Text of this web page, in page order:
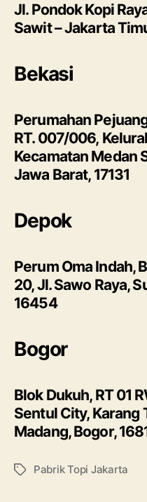
Jl. Pondok Kopi
Sawit – Jakarta
Bekasi
Perumahan
RT. 007/006,
Kecamatan Medan
Jawa Barat, 17131
Depok
Perum Oma Indah,
20, Jl. Sawo Raya,
16454
Bogor
Blok Dukuh, RT 01
Sentul City, Karang
Madang, Bogor,
TagsPabrik Topi Jakarta